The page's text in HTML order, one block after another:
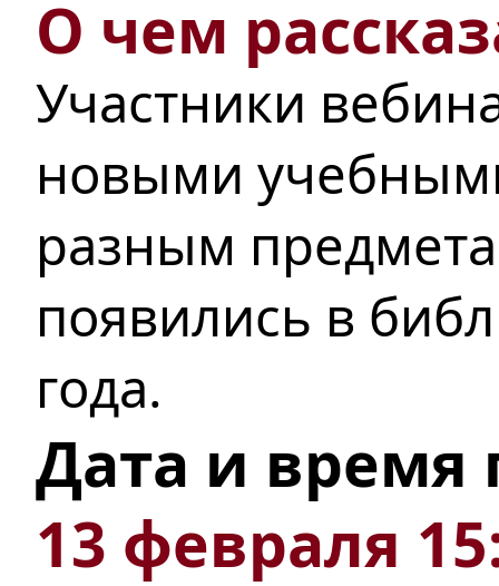
О чем
Участники
новыми
разным
появились в
года.
Дата и время
13 февраля